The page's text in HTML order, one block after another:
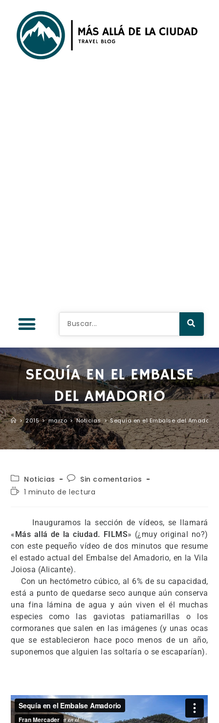
SEQUÍA EN EL EMBALSE
DEL AMADORIO
> 2015 > marzo > Noticias > Sequía en el Embalse del Amadorio
Noticias
Sin comentarios
1 minuto de lectura
Inauguramos la sección de vídeos, se llamará
« Más allá de la ciudad. FILMS» (¿muy original no?)
con este pequeño vídeo de dos minutos que resume
el estado actual del Embalse del Amadorio, en la Vila
Joiosa (Alicante).
Con un hectómetro cúbico, al 6% de su capacidad,
está a punto de quedarse seco aunque aún conserva
una fina lámina de agua y aún viven el él muchas
especies como las gaviotas patiamarillas o los
cormoranes que salen en las imágenes (y unas ocas
que se establecieron hace poco menos de un año,
suponemos que alguien las soltaría o se escaparían).